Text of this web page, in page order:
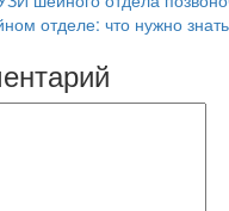
отделе: что нужно